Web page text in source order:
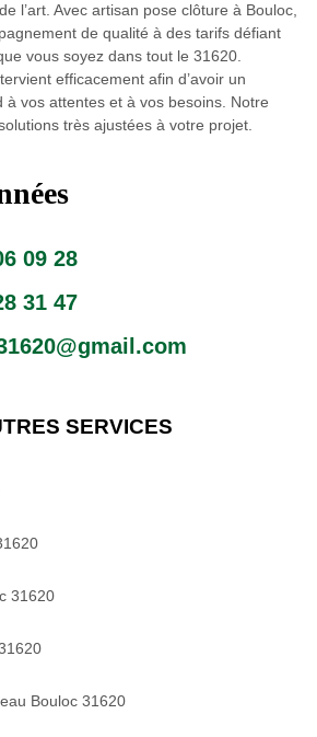
l’art. Avec artisan pose clôture à Bouloc,
de qualité à des tarifs défiant
vous soyez dans tout le 31620.
efficacement afin d’avoir un
à vos attentes et à vos besoins. Notre
très ajustées à votre projet.
09 28
31 47
SERVICES
31620
Bouloc 31620